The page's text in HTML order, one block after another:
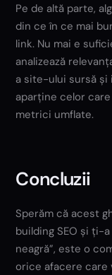
Pe de altă parte,
din ce în ce mai
link. Nu mai e
analizează
a site-ului sursă
aparține celor
metrici umflate.
Concluzii
Sperăm că acest
building SEO și ți-
neagră”, este o
orice afacere care